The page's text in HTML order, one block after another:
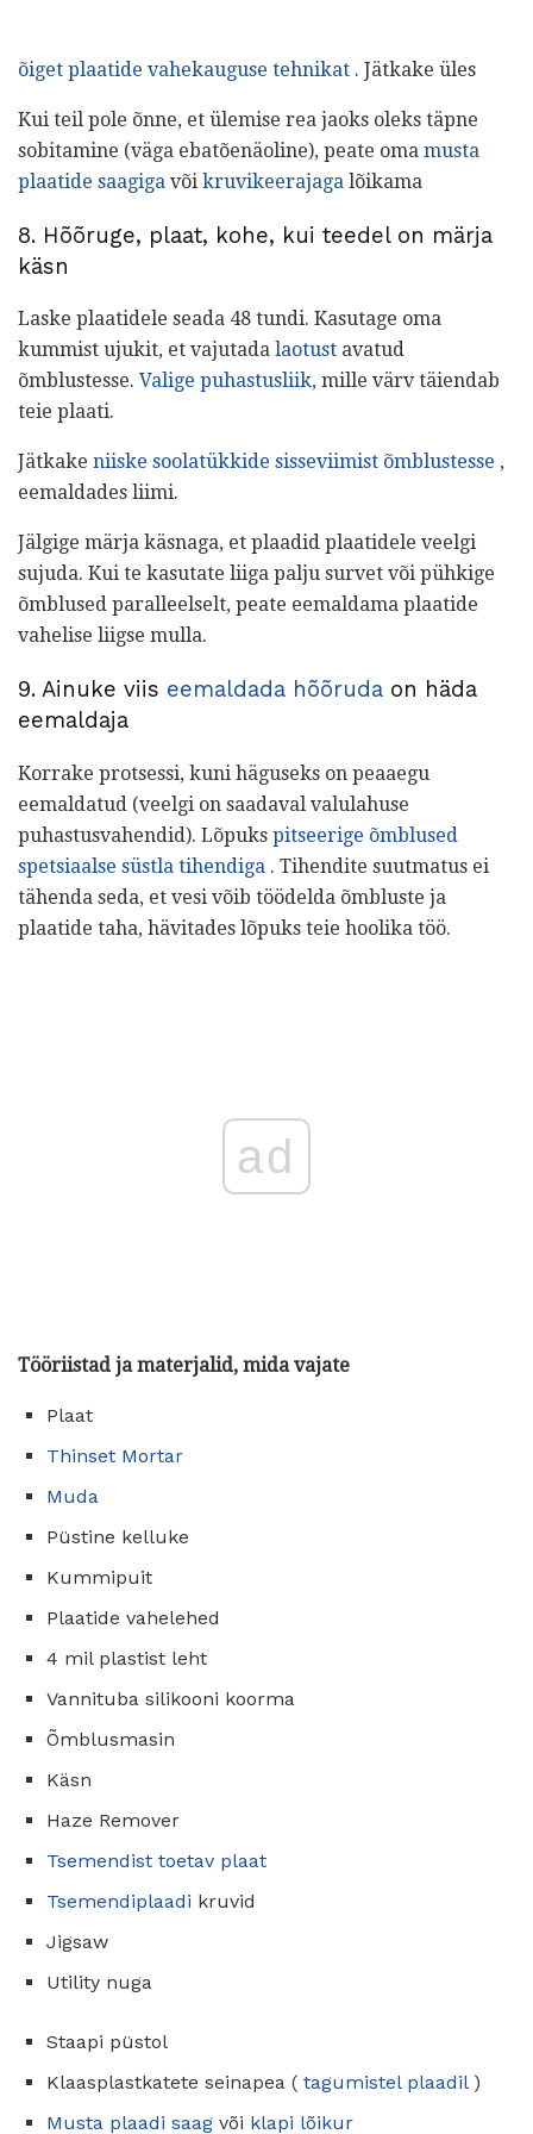
õiget plaatide vahekauguse tehnikat . Jätkake üles
Kui teil pole õnne, et ülemise rea jaoks oleks täpne
sobitamine (väga ebatõenäoline), peate oma musta
plaatide saagiga või kruvikeerajaga lõikama
8. Hõõruge, plaat, kohe, kui teedel on märja
käsn
Laske plaatidele seada 48 tundi. Kasutage oma
kummist ujukit, et vajutada laotust avatud
õmblustesse. Valige puhastusliik, mille värv täiendab
teie plaati.
Jätkake niiske soolatükkide sisseviimist õmblustesse ,
eemaldades liimi.
Jälgige märja käsnaga, et plaadid plaatidele veelgi
sujuda. Kui te kasutate liiga palju survet või pühkige
õmblused paralleelselt, peate eemaldama plaatide
vahelise liigse mulla.
9. Ainuke viis eemaldada hõõruda on häda
eemaldaja
Korrake protsessi, kuni häguseks on peaaegu
eemaldatud (veelgi on saadaval valulahuse
puhastusvahendid). Lõpuks pitseerige õmblused
spetsiaalse süstla tihendiga . Tihendite suutmatus ei
tähenda seda, et vesi võib töödelda õmbluste ja
plaatide taha, hävitades lõpuks teie hoolika töö.
ad
Tööriistad ja materjalid, mida vajate
Plaat
Thinset Mortar
Muda
Püstine kelluke
Kummipuit
Plaatide vahelehed
4 mil plastist leht
Vannituba silikooni koorma
Õmblusmasin
Käsn
Haze Remover
Tsemendist toetav plaat
Tsemendiplaadi kruvid
Jigsaw
Utility nuga
Staapi püstol
Klaasplastkatete seinapea ( tagumistel plaadil)
Musta plaadi saag või klapi lõikur